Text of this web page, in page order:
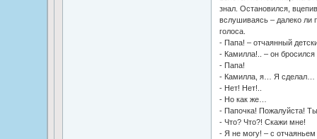
знал. Остановился,
вслушиваясь – далеко ли
голоса.
- Папа! – отчаянный
- Камилла!.. – он бросился
- Папа!
- Камилла, я… Я сделал…
- Нет! Нет!..
- Но как же…
- Папочка! Пожалуйста!
- Что? Что?! Скажи мне!
- Я не могу! – с